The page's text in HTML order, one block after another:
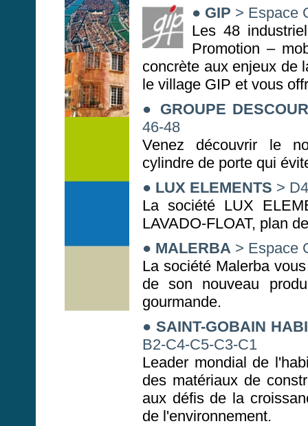
● GIP > Espace
Les 48
Promotion –
concrète aux enjeux de
le village GIP et vous
● GROUPE
46-48
Venez découvrir le
cylindre de porte qui
● LUX ELEMENTS >
La société LUX
LAVADO-FLOAT, plan
● MALERBA > Espace
La société Malerba
de son nouveau
gourmande.
●SAINT-GOBAIN
B2-C4-C5-C3-C1
Leader mondial de
des matériaux de
aux défis de la
de l'environnement.